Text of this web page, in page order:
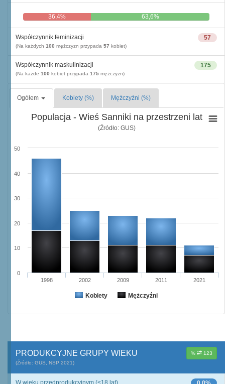
36,4% 63,6%
57
Współczynnik feminizacji
(Na każdych 100 mężczyzn przypada 57 kobiet)
175
Współczynnik maskulinizacji
(Na każde 100 kobiet przypada 175 mężczyzn)
Ogółem Kobiety (%) Mężczyźni (%)
Populacja - Wieś Sanniki na przestrzeni lat
(Źródło: GUS)
Kobiety Mężczyźni
1998 2002 2009 2011 2021
0
10
20
30
40
50
% 123
PRODUKCYJNE GRUPY WIEKU
(Źródło: GUS, NSP 2021)
W wieku przedprodukcyjnym (<18 lat)